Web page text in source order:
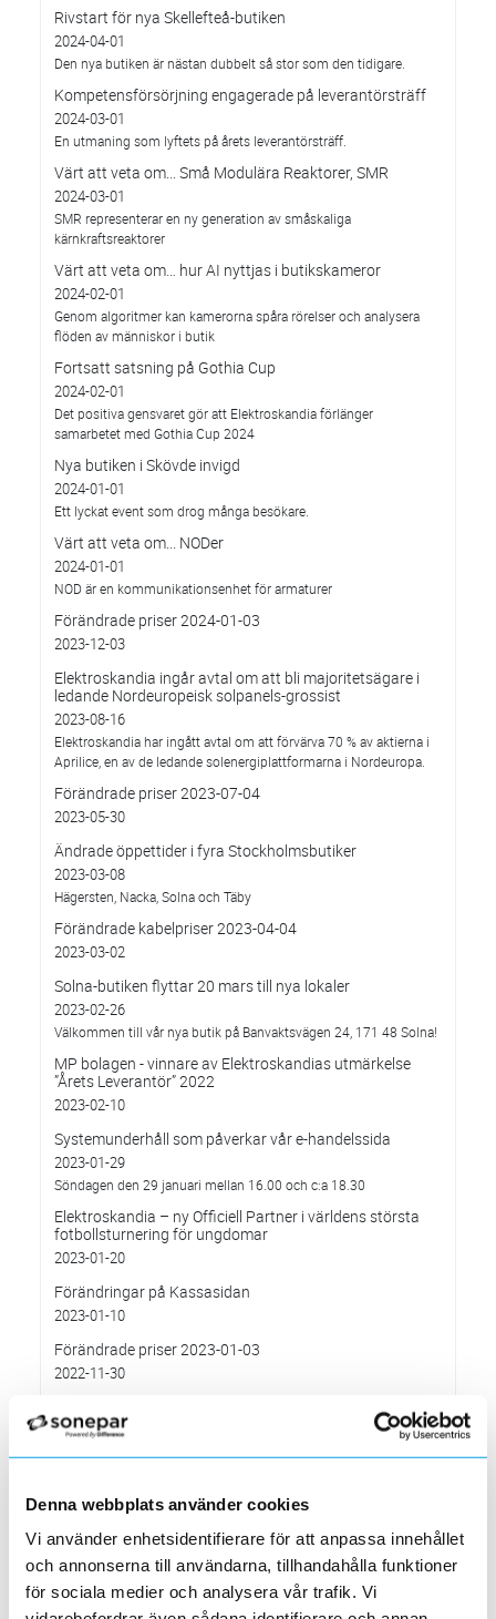
Denna webbplats använder cookies
Vi använder enhetsidentifierare för att anpassa innehållet
och annonserna till användarna, tillhandahålla funktioner
för sociala medier och analysera vår trafik. Vi
Rivstart för nya Skellefteå-butiken
2024-04-01
Den nya butiken är nästan dubbelt så stor som den tidigare.
Kompetensförsörjning engagerade på leverantörsträff
2024-03-01
En utmaning som lyftets på årets leverantörsträff.
Värt att veta om... Små Modulära Reaktorer, SMR
2024-03-01
SMR representerar en ny generation av småskaliga
kärnkraftsreaktorer
Värt att veta om… hur AI nyttjas i butikskameror
2024-02-01
Genom algoritmer kan kamerorna spåra rörelser och analysera
flöden av människor i butik
Fortsatt satsning på Gothia Cup
2024-02-01
Det positiva gensvaret gör att Elektroskandia förlänger
samarbetet med Gothia Cup 2024
Nya butiken i Skövde invigd
2024-01-01
Ett lyckat event som drog många besökare.
Värt att veta om... NODer
2024-01-01
NOD är en kommunikationsenhet för armaturer
Förändrade priser 2024-01-03
2023-12-03
Elektroskandia ingår avtal om att bli majoritetsägare i
ledande Nordeuropeisk solpanels-grossist
2023-08-16
Elektroskandia har ingått avtal om att förvärva 70 % av aktierna i
Aprilice, en av de ledande solenergiplattformarna i Nordeuropa.
Förändrade priser 2023-07-04
2023-05-30
Ändrade öppettider i fyra Stockholmsbutiker
2023-03-08
Hägersten, Nacka, Solna och Täby
Förändrade kabelpriser 2023-04-04
2023-03-02
Solna-butiken flyttar 20 mars till nya lokaler
2023-02-26
Välkommen till vår nya butik på Banvaktsvägen 24, 171 48 Solna!
MP bolagen - vinnare av Elektroskandias utmärkelse
”Årets Leverantör” 2022
2023-02-10
Systemunderhåll som påverkar vår e-handelssida
2023-01-29
Söndagen den 29 januari mellan 16.00 och c:a 18.30
Elektroskandia – ny Officiell Partner i världens största
fotbollsturnering för ungdomar
2023-01-20
Förändringar på Kassasidan
2023-01-10
Förändrade priser 2023-01-03
2022-11-30
2022-10-27
till nya lokaler i Arninge.
2022-10-05
Gäller vitvaror
Förändrade priser 2022-10-04
2022-09-04